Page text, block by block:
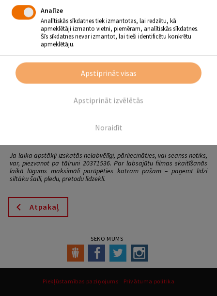
negrasās apstāties pie sasniegtā. Nu viņi nokļuvuši impresārija –
impozantās frizūras īpašnieka auna – uzmanības lokā, kuram
padomā ne viena vien negantība – viņš ne tikai vēlas nošķirt Bodiju
no grupas biedriem, bet arī slēgt Rokenrola parku, kur stīgas svilina
pilsētas rūdītākie ģitārmūziķi. Bodija ģimenes locekļi, lai gan
kreņķējas par viņa pēkšņo slavu, paši nokļuvuši apmātības varā un
krietni nopelna, pārdodot faniem piekariņus.
Režisors: Mark Baldo.
Žanrs: animācija, piedzīvojumu filma, ģimenes filma.
Pirmizrāde Latvijā: 29.04.2022.
https://www.youtube.com/watch?v=hexVcvsZsZw
Ja laika apstākļi izskatās nelabvēlīgi, pārliecināties, vai seanss notiks,
var, piezvanot pa tālruni 20371536. Par labsajūtu filmas skaitīšanās
laikā lūgums maksimāli parūpēties katram pašam – paņemt līdzi
siltāku šalli, pledu, pretodu līdzekli.
Atpakaļ
SEKO MUMS
Piekļūstamības paziņojums Privātuma politika
Analīze
Analītiskās sīkdatnes tiek izmantotas, lai redzētu, kā
apmeklētāji izmanto vietni, piemēram, analītiskās sīkdatnes.
Šīs sīkdatnes nevar izmantot, lai tieši identificētu konkrētu
apmeklētāju.
Noraidīt
Apstiprināt izvēlētās
Apstiprināt visas